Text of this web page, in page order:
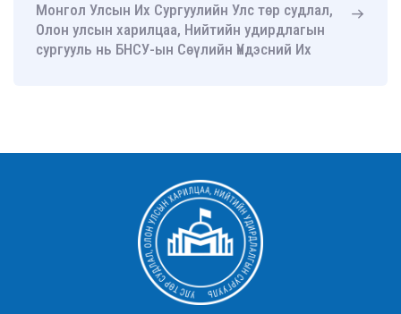
Монгол Улсын Их Сургуулийн Улс төр судлал,
Олон улсын харилцаа, Нийтийн удирдлагын
сургууль нь БНСУ-ын Сөүлийн Үндэсний Их
гавьяаны улаан тугийн одонгоор шагнууллаа
УТСОУХНУС-ийн Улс төр судлалын тэнхимийн
ахмад багш Д.Оюунчимэг Хөдөлмөрийн
гавьяаны улаан тугийн одонгоор шагнууллаа.
УТСОУХНУС-ийн Улс төр судлалын тэнхимийн
ахмад багш Д.Оюунчимэг Хөдөлмөрийн